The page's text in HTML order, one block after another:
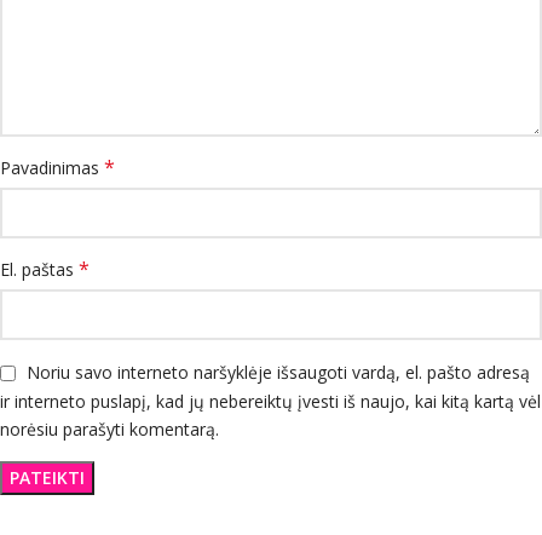
Pavadinimas *
El. paštas *
Noriu savo interneto naršyklėje išsaugoti vardą, el. pašto adresą
ir interneto puslapį, kad jų nebereiktų įvesti iš naujo, kai kitą kartą vėl
norėsiu parašyti komentarą.